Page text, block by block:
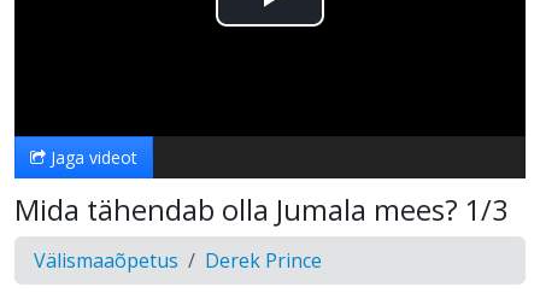
Esita
Jaga videot
Mida tähendab olla Jumala mees? 1/3
Välismaaõpetus Derek Prince